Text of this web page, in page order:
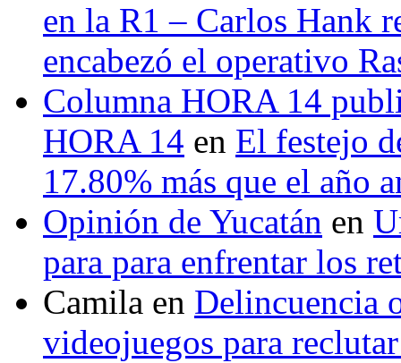
en la R1 – Carlos Hank
encabezó el operativo
Columna HORA 14
HORA 14 en El festejo
17.80% más que el año
Opinión de Yucatán en
para para enfrentar los
Camila en Delincuencia
videojuegos para